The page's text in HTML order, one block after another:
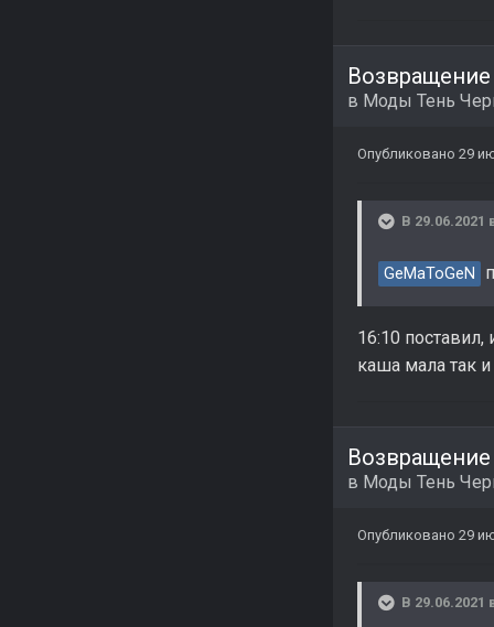
в Моды Тень
Опубликовано 29
В 29.06.2021
GeMaToGeN
16:10
каша мала так и
в Моды Тень
Опубликовано 29
В 29.06.2021